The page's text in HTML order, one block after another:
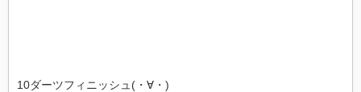
10ダーツフィニッシュ(・∀・)